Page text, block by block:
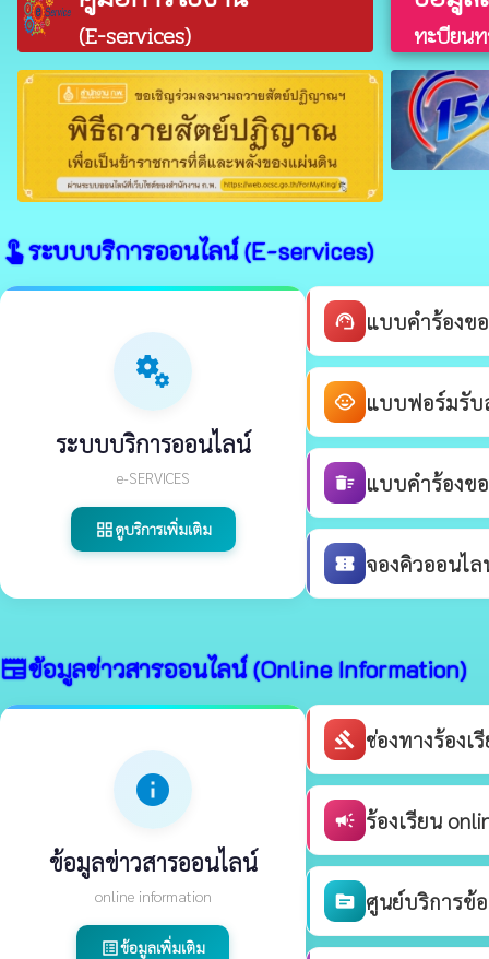
(E-services) ทะบียน
touch_appระบบบริการออนไลน์ (E-services)
miscellaneous_services
ระบบบริการออนไลน์
e-SERVICES
grid_viewดูบริการเพิ่มเติม
support_agent แบบคำร้องข
child_care แบบฟอร์มรับ
delete_sweep แบบคำร้องข
confirmation_number จองคิวออนไ
newspaperข้อมูลข่าวสารออนไลน์ (Online Information)
info
ข้อมูลข่าวสารออนไลน์
online information
list_altข้อมูลเพิ่มเติม
gavel ช่องทางร้อง
campaign ร้องเรียน
source ศูนย์บริการข้